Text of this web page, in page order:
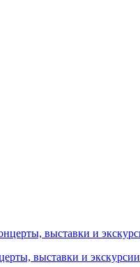
выставки и экскурсии